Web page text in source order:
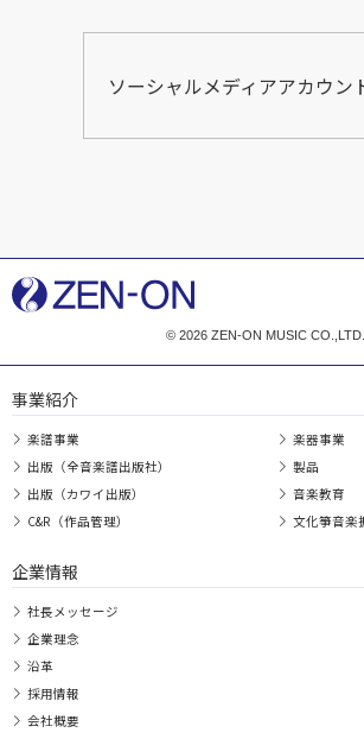
ソーシャルメディアアカウン
© 2026 ZEN-ON MUSIC CO.,LTD.
事業紹介
楽譜事業
出版（全音楽譜出版社）
出版（カワイ出版）
C&R（作品管理）
楽器事業
製品
音楽教育
文化箏音楽
企業情報
社長メッセージ
企業理念
沿革
採用情報
会社概要